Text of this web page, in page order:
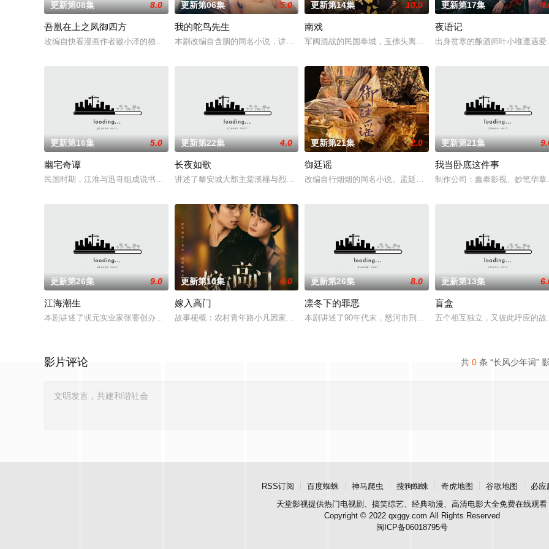
更新第08集 8.0
吾凰在上之凤御四方
改编自快看漫画作者嗷小泽的独家连载漫画《吾凰在上》。现代少女奚圆（姜贞羽 饰）因意外踏入玄机界，继而卷入虎云国内乱的漩涡，身陷重
更新第06集 5.0
我的鸵鸟先生
本剧改编自含胭的同名小说，讲述了邻家女孩庞倩（苏晓彤 饰）与童年时因一场意外落下身体残缺的少年
更新第14集 10.0
南戏
军阀混战的民国奉城，玉佛头离奇失窃，戏班主横尸戏台，将冷血
更新第17集
夜语记
出身贫寒的酿酒师叶小唯遭遇
更新第16集 5.0
幽宅奇谭
民国时期，江淮与迅哥组成说书班子，偶遇“白天人住屋，晚上鬼占房”的阴阳宅，江淮被掳走配“阴婚”。他与女探长穆英搭档，侦破阎王娶亲、五
更新第22集 4.0
长夜如歌
讲述了黎安城大郡主棠溪槿与烈云峥之间曲折动人的情感，以及他们在复杂局势中坚守初心、勇敢面对困
更新第21集 2.0
御廷谣
改编自行烟烟的同名小说。孟廷辉，大平王朝有史以来个以女子进
更新第21集
我当卧底这件事
制作公司：鑫泰影视、妙笔华
更新第26集 9.0
江海潮生
本剧讲述了状元实业家张謇创办大生企业，实业报国的故事。甲午战争后，国家蒙羞，张謇虽高中状元，却渴望寻求强国之路。他毅然弃政从商
更新第10集 4.0
嫁入高门
故事梗概：农村青年路小凡因家庭欠债，被迫替贝家大小姐掩盖未婚先孕丑闻，入赘豪门贝家。他在家中
更新第26集 8.0
凛冬下的罪恶
本剧讲述了90年代末，怒河市刑侦支队在无普及监控、无DNA鉴定
更新第13集
盲盒
五个相互独立，又彼此呼应的
共 0 条 “长风少年词”
影片评论
RSS订阅 百度蜘蛛 神马爬虫 搜狗蜘蛛 奇虎地图 谷歌地图
必应
天堂影视提供热门电视剧、搞笑综艺、经典动漫、高清电影大全免费在线观看
Copyright © 2022 qxggy.com All Rights Reserved
闽ICP备06018795号